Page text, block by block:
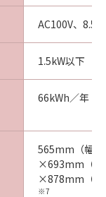
AC100V、
1.5kW以下
66kWh／年（
565mm（幅）
×693mm（奥
×878mm（高
※7